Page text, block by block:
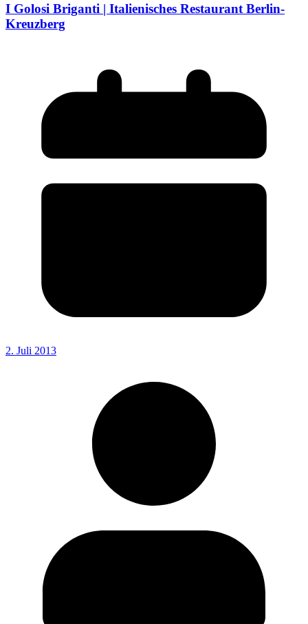
I Golosi Briganti | Italienisches Restaurant Berlin-
Kreuzberg
2. Juli 2013